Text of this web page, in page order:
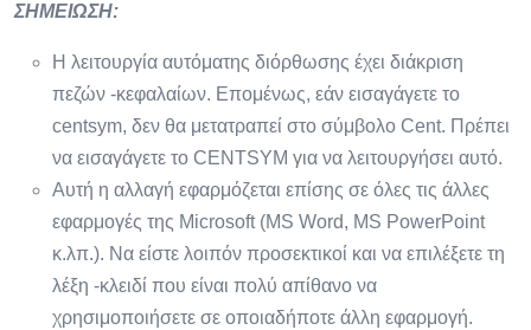
ΣΗΜΕΙΩΣΗ:
Η λειτουργία αυτόματης διόρθωσης έχει διάκριση
πεζών -κεφαλαίων. Επομένως, εάν εισαγάγετε το
centsym, δεν θα μετατραπεί στο σύμβολο Cent. Πρέπει
να εισαγάγετε το CENTSYM για να λειτουργήσει αυτό.
Αυτή η αλλαγή εφαρμόζεται επίσης σε όλες τις άλλες
εφαρμογές της Microsoft (MS Word, MS PowerPoint
κ.λπ.). Να είστε λοιπόν προσεκτικοί και να επιλέξετε τη
λέξη -κλειδί που είναι πολύ απίθανο να
χρησιμοποιήσετε σε οποιαδήποτε άλλη εφαρμογή.